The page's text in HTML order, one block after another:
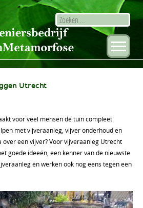
Utrecht
voor veel mensen de tuin compleet.
met vijveraanleg, vijver onderhoud en
een vijver? Voor vijveraanleg Utrecht
goede ideeën, een kenner van de nieuwste
en werken ook nog eens tegen een